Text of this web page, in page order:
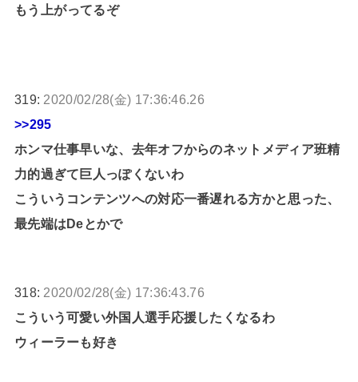
もう上がってるぞ
319: 2020/02/28(金) 17:36:46.26
>>295
ホンマ仕事早いな、去年オフからのネットメディア班精
力的過ぎて巨人っぽくないわ
こういうコンテンツへの対応一番遅れる方かと思った、
最先端はDeとかで
318: 2020/02/28(金) 17:36:43.76
こういう可愛い外国人選手応援したくなるわ
ウィーラーも好き